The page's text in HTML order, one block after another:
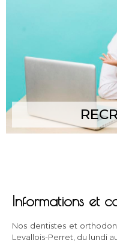
Informations et
Nos dentistes et
Levallois-Perret, du lundi